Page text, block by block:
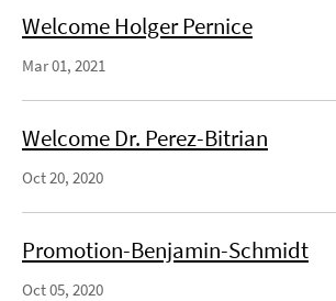
Welcome Holger Pernice
Mar 01, 2021
Welcome Dr. Perez-Bitrian
Oct 20, 2020
Promotion-Benjamin-Schmidt
Oct 05, 2020